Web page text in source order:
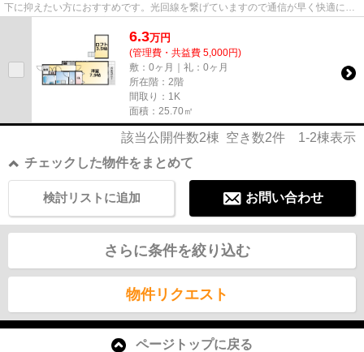
下に抑えたい方におすすめです。光回線を繋げていますので通信が早く快適にパ
6.3万円
(管理費・共益費 5,000円)
敷：0ヶ月｜礼：0ヶ月
所在階：2階
間取り：1K
面積：25.70㎡
該当公開件数2棟 空き数2件 1-2棟表示
チェックした物件をまとめて
お問い合わせ
検討リストに追加
さらに条件を絞り込む
物件リクエスト
ページトップに戻る